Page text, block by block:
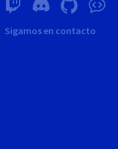
Sigamos en contacto